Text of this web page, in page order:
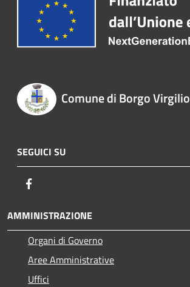
Comune di Borgo Virgilio
SEGUICI SU
AMMINISTRAZIONE
Organi di Governo
Aree Amministrative
Uffici